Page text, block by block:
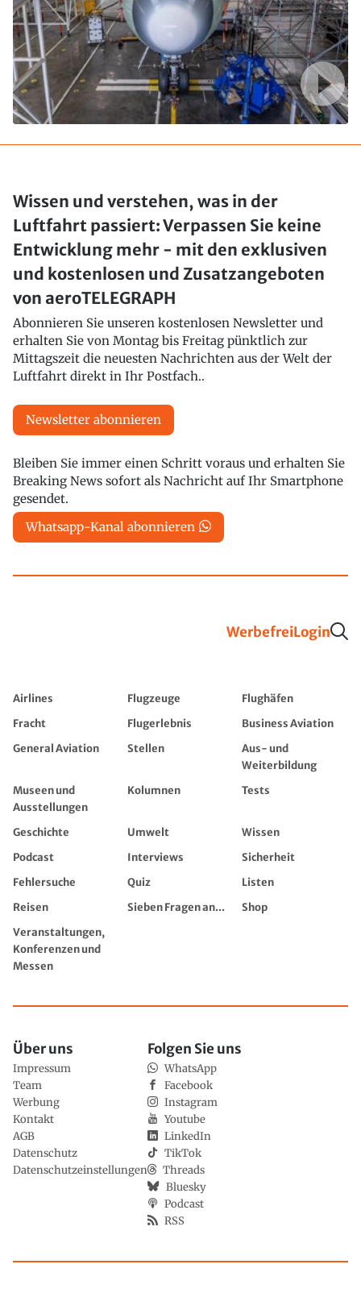
Wissen und verstehen, was in der
Luftfahrt passiert: Verpassen Sie keine
Entwicklung mehr - mit den exklusiven
und kostenlosen und Zusatzangeboten
von aeroTELEGRAPH
Abonnieren Sie unseren kostenlosen Newsletter und
erhalten Sie von Montag bis Freitag pünktlich zur
Mittagszeit die neuesten Nachrichten aus der Welt der
Luftfahrt direkt in Ihr Postfach..
Newsletter abonnieren
Bleiben Sie immer einen Schritt voraus und erhalten Sie
Breaking News sofort als Nachricht auf Ihr Smartphone
gesendet.
Whatsapp-Kanal abonnieren
WerbefreiLogin
Airlines Flugzeuge
Flughäfen
Fracht
Flugerlebnis
Business Aviation
General Aviation
Stellen
Aus- und
Weiterbildung
Museen und
Ausstellungen
Kolumnen Tests
Geschichte Umwelt
Wissen
Podcast
Interviews
Sicherheit
Fehlersuche
Quiz
Listen
Reisen
Sieben Fragen an...
Shop
Veranstaltungen,
Konferenzen und
Messen
Über uns
Impressum
Team
Werbung
Kontakt
AGB
Datenschutz
Datenschutzeinstellungen
Folgen Sie uns
WhatsApp
Facebook
Instagram
Youtube
LinkedIn
TikTok
Threads
Bluesky
Podcast
RSS